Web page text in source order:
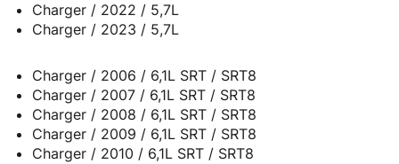
Charger / 2022 / 5,7L
Charger / 2023 / 5,7L
Charger / 2006 / 6,1L SRT / SRT8
Charger / 2007 / 6,1L SRT / SRT8
Charger / 2008 / 6,1L SRT / SRT8
Charger / 2009 / 6,1L SRT / SRT8
Charger / 2010 / 6,1L SRT / SRT8